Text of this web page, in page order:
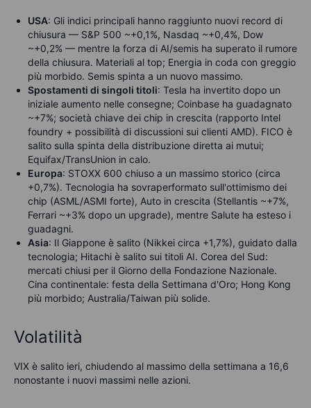
USA: Gli indici principali hanno raggiunto nuovi record di
chiusura — S&P 500 ~+0,1%, Nasdaq ~+0,4%, Dow
~+0,2% — mentre la forza di AI/semis ha superato il rumore
della chiusura. Materiali al top; Energia in coda con greggio
più morbido. Semis spinta a un nuovo massimo.
Spostamenti di singoli titoli: Tesla ha invertito dopo un
iniziale aumento nelle consegne; Coinbase ha guadagnato
~+7%; società chiave dei chip in crescita (rapporto Intel
foundry + possibilità di discussioni sui clienti AMD). FICO è
salito sulla spinta della distribuzione diretta ai mutui;
Equifax/TransUnion in calo.
Europa: STOXX 600 chiuso a un massimo storico (circa
+0,7%). Tecnologia ha sovraperformato sull'ottimismo dei
chip (ASML/ASMI forte), Auto in crescita (Stellantis ~+7%,
Ferrari ~+3% dopo un upgrade), mentre Salute ha esteso i
guadagni.
Asia: Il Giappone è salito (Nikkei circa +1,7%), guidato dalla
tecnologia; Hitachi è salito sui titoli AI. Corea del Sud:
mercati chiusi per il Giorno della Fondazione Nazionale.
Cina continentale: festa della Settimana d'Oro; Hong Kong
più morbido; Australia/Taiwan più solide.
Volatilità
VIX è salito ieri, chiudendo al massimo della settimana a 16,6
nonostante i nuovi massimi nelle azioni.